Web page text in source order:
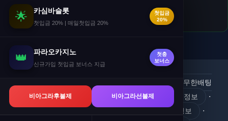
첫입금 20% · 매일첫입금 +5% · 10년 무사고.
🎁 첫입금 20%
Parlay Line Shopping - 베팅 가이드 2026 #1A6 - 무한배팅
· 수하그라 약물병용 | 러브스토리 - ED 전문 정보 ·
30대 ED약 권장 | 러브스토리 2026 - 전문 ED 정보
·
🌟 카심바슬롯
첫입금 20% | 매일첫입금 20%
첫입금
20%
👑 파라오카지노
신규가입 첫입금 보너스 지급
첫충
보너스
비아그라후불제 비아그라선불제